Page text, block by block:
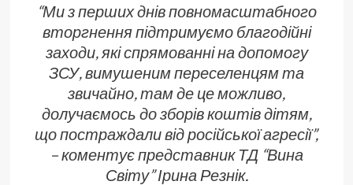
“Ми з перших днів повномасштабного
вторгнення підтримуємо благодійні
заходи, які спрямованні на допомогу
ЗСУ, вимушеним переселенцям та
звичайно, там де це можливо,
долучаємось до зборів коштів дітям,
що постраждали від російської агресії”,
– коментує представник ТД “Вина
Світу” Ірина Резнік.